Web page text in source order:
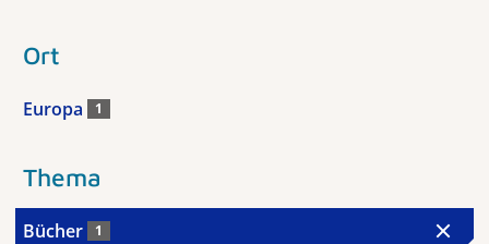
Ort
Europa 1
Thema
Bücher 1